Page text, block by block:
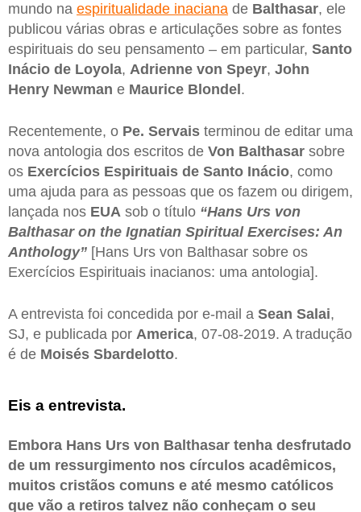
mundo na espiritualidade inaciana de Balthasar, ele
publicou várias obras e articulações sobre as fontes
espirituais do seu pensamento – em particular, Santo
Inácio de Loyola, Adrienne von Speyr, John
Henry Newman e Maurice Blondel .
Recentemente, o Pe. Servais terminou de editar uma
nova antologia dos escritos de Von Balthasar sobre
os Exercícios Espirituais de Santo Inácio, como
uma ajuda para as pessoas que os fazem ou dirigem,
lançada nos EUA sob o título “Hans Urs von
Balthasar on the Ignatian Spiritual Exercises: An
Anthology” [Hans Urs von Balthasar sobre os
Exercícios Espirituais inacianos: uma antologia].
A entrevista foi concedida por e-mail a Sean Salai,
SJ, e publicada por America, 07-08-2019. A tradução
é de Moisés Sbardelotto.
Eis a entrevista.
Embora Hans Urs von Balthasar tenha desfrutado
de um ressurgimento nos círculos acadêmicos,
muitos cristãos comuns e até mesmo católicos
que vão a retiros talvez não conheçam o seu